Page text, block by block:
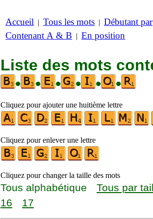
Accueil | Tous les mots | Débutant par
Contenant A & B | En position
Liste des mots
•
• • • • •
Cliquez pour ajouter une huitième lettre
Cliquez pour enlever une lettre
Cliquez pour changer la taille des mots
Tous alphabétique Tous par
16
17